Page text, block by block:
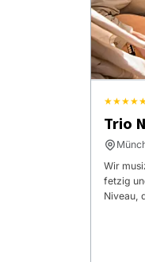
Trio
Wir
fetzig
Niveau,